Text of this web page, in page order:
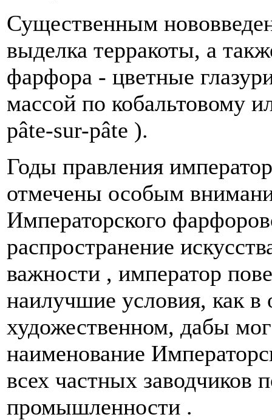
Существенным
выделка терракоты, а
фарфора - цветные
массой по кобальтовому
pâte-sur-pâte ).
Годы правления
отмечены особым
Императорского
распространение
важности , император
наилучшие условия, как
художественном, дабы
наименование
всех частных заводчиков
промышленности .